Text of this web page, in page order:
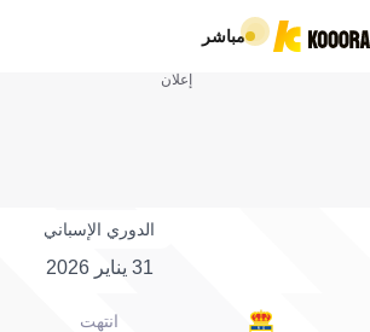
مباشر
إعلان
الدوري الإسباني
31 يناير 2026
انتهت